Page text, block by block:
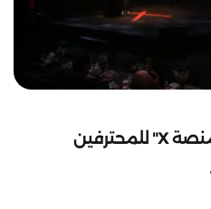
"اكسبوجر 2023" يطلق "المنصة X" للمحترفين